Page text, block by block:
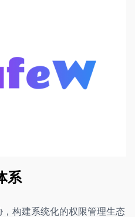
系
构建系统化的权限管理生态